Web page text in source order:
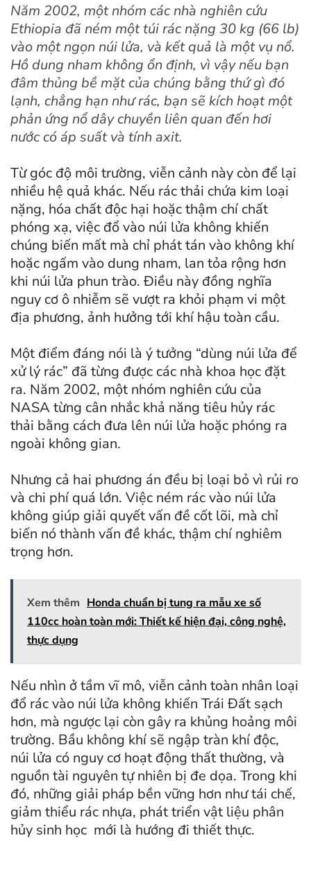
Năm 2002, một nhóm các nhà nghiên cứu
Ethiopia đã ném một túi rác nặng 30 kg (66 lb)
vào một ngọn núi lửa, và kết quả là một vụ nổ.
Hồ dung nham không ổn định, vì vậy nếu bạn
đâm thủng bề mặt của chúng bằng thứ gì đó
lạnh, chẳng hạn như rác, bạn sẽ kích hoạt một
phản ứng nổ dây chuyền liên quan đến hơi
nước có áp suất và tính axit.
Từ góc độ môi trường, viễn cảnh này còn để lại
nhiều hệ quả khác. Nếu rác thải chứa kim loại
nặng, hóa chất độc hại hoặc thậm chí chất
phóng xạ, việc đổ vào núi lửa không khiến
chúng biến mất mà chỉ phát tán vào không khí
hoặc ngấm vào dung nham, lan tỏa rộng hơn
khi núi lửa phun trào. Điều này đồng nghĩa
nguy cơ ô nhiễm sẽ vượt ra khỏi phạm vi một
địa phương, ảnh hưởng tới khí hậu toàn cầu.
Một điểm đáng nói là ý tưởng “dùng núi lửa để
xử lý rác” đã từng được các nhà khoa học đặt
ra. Năm 2002, một nhóm nghiên cứu của
NASA từng cân nhắc khả năng tiêu hủy rác
thải bằng cách đưa lên núi lửa hoặc phóng ra
ngoài không gian.
Nhưng cả hai phương án đều bị loại bỏ vì rủi ro
và chi phí quá lớn. Việc ném rác vào núi lửa
không giúp giải quyết vấn đề cốt lõi, mà chỉ
biến nó thành vấn đề khác, thậm chí nghiêm
trọng hơn.
Xem thêm Honda chuẩn bị tung ra mẫu xe số
110cc hoàn toàn mới: Thiết kế hiện đại, công nghệ,
thực dụng
Nếu nhìn ở tầm vĩ mô, viễn cảnh toàn nhân loại
đổ rác vào núi lửa không khiến Trái Đất sạch
hơn, mà ngược lại còn gây ra khủng hoảng môi
trường. Bầu không khí sẽ ngập tràn khí độc,
núi lửa có nguy cơ hoạt động thất thường, và
nguồn tài nguyên tự nhiên bị đe dọa. Trong khi
đó, những giải pháp bền vững hơn như tái chế,
giảm thiểu rác nhựa, phát triển vật liệu phân
hủy sinh học mới là hướng đi thiết thực.